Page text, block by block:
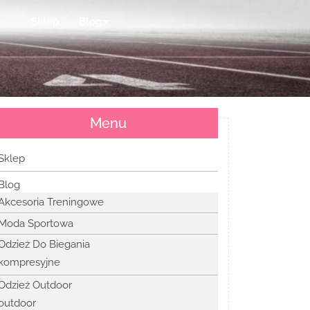
Menu
Treningowe
Sportowa
Do Biegania
Outdoor